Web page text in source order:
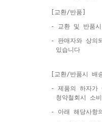
[교환/반품]
- 교환 및 반품
- 판매자와 상의
있습니다
[교환/반품시 배
- 제품의 하자가
청약철회시 소
- 아래 해당사항